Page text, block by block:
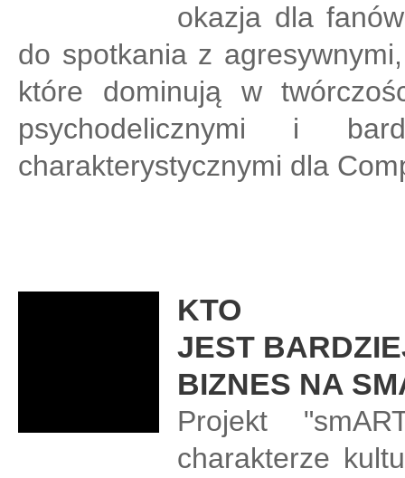
okazja dla
do spotkania z
które dominują w
psychodelicznymi i
charakterystycznymi dla
KTO
JEST
BIZNES NA
Projekt
charakterze